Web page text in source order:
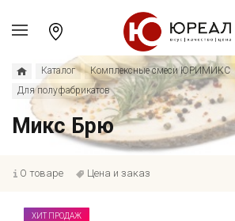
Каталог
Комплексные смеси ЮРИМИКС
Для полуфабрикатов
Микс Брю
О товаре Цена и заказ
ХИТ ПРОДАЖ